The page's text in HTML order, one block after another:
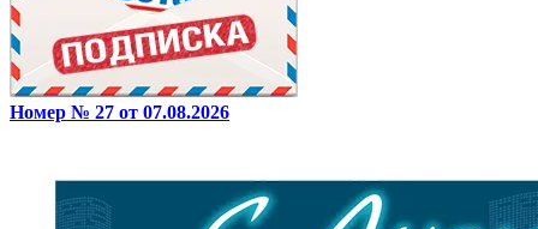
Номер № 27 от 07.08.2026